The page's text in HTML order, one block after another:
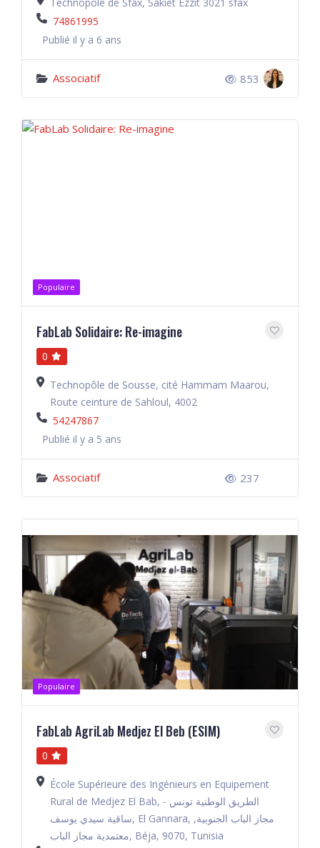
74861995
Publié il y a 6 ans
Associatif 853
Populaire
FabLab Solidaire: Re-imagine
0
Technopôle de Sousse, cité Hammam Maarou,
Route ceinture de Sahloul, 4002
54247867
Publié il y a 5 ans
Associatif 237
Populaire
FabLab AgriLab Medjez El Beb (ESIM)
0
École Supérieure des Ingénieurs en Equipement
Rural de Medjez El Bab, الطريق الوطنية تونس -
ساقية سيدي يوسف, El Gannara, مجاز الباب الجنوبية,
معتمدية مجاز الباب, Béja, 9070, Tunisia